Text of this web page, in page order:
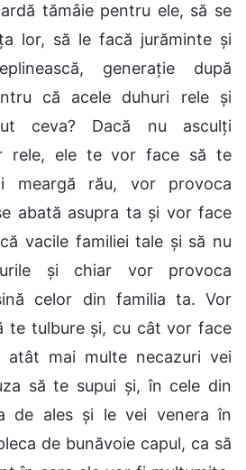
tămâie pentru ele, să se
lor, să le facă jurăminte și
generație după
că acele duhuri rele și
ceva? Dacă nu asculți
rele, ele te vor face să te
meargă rău, vor provoca
abată asupra ta și vor face
vacile familiei tale și să nu
și chiar vor provoca
celor din familia ta. Vor
te tulbure și, cu cât vor face
mai multe necazuri vei
să te supui și, în cele din
de ales și le vei venera în
de bunăvoie capul, ca să